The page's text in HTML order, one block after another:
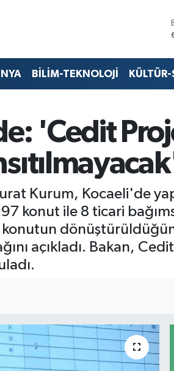
BİLİM-TEKNOLOJİ
'Cedit
Kurum, Kocaeli'de
konut ile 8 ticari
konutun
açıkladı. Bakan,